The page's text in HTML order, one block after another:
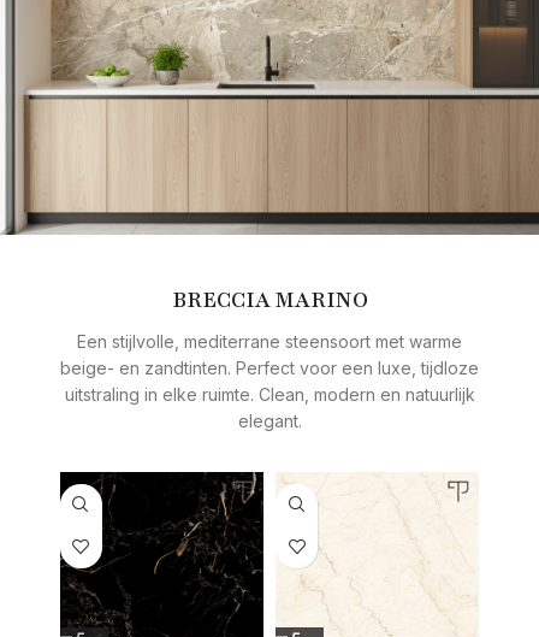
BRECCIA MARINO
Een stijlvolle, mediterrane steensoort met warme
beige- en zandtinten. Perfect voor een luxe, tijdloze
uitstraling in elke ruimte. Clean, modern en natuurlijk
elegant.